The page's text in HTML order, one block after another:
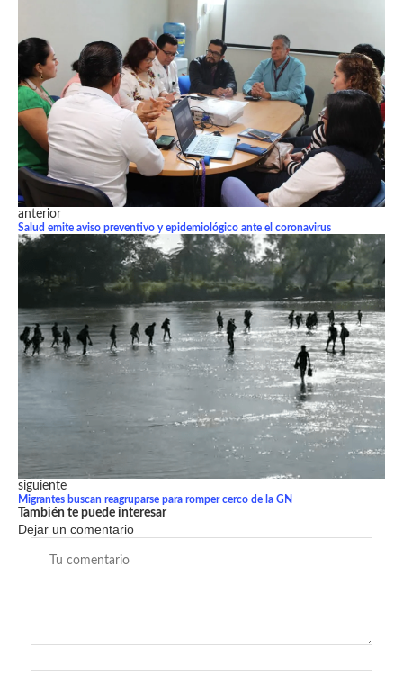
anterior
Salud emite aviso preventivo y epidemiológico ante el coronavirus
siguiente
Migrantes buscan reagruparse para romper cerco de la GN
También te puede interesar
Dejar un comentario